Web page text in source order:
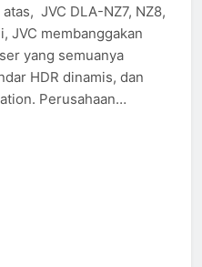
JVC DLA-NZ7, NZ8,
JVC membanggakan
yang semuanya
HDR dinamis, dan
Perusahaan…